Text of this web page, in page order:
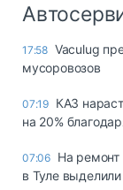
17:58 Vaculug
мусоровозов
07:19 КАЗ
на 20%
07:06 На ремонт
в Туле